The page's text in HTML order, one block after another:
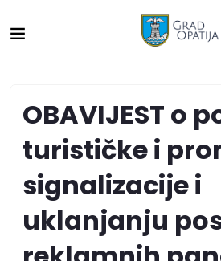
OBAVIJEST o
turističke i
signalizacije i
uklanjanju